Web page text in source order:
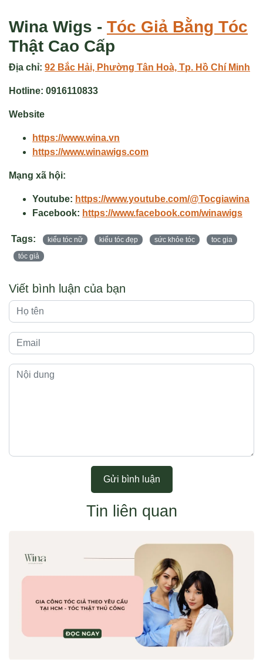
Wina Wigs - Tóc Giả Bằng Tóc
Thật Cao Cấp
Địa chỉ: 92 Bắc Hải, Phường Tân Hoà, Tp. Hồ Chí Minh
Hotline: 0916110833
Website
https://www.wina.vn
https://www.winawigs.com
Mạng xã hội:
Youtube: https://www.youtube.com/@Tocgiawina
Facebook: https://www.facebook.com/winawigs
Tags: kiểu tóc nữ kiểu tóc đẹp sức khỏe tóc
toc gia
tóc giả
Viết bình luận của bạn
Gửi bình luận
Tin liên quan